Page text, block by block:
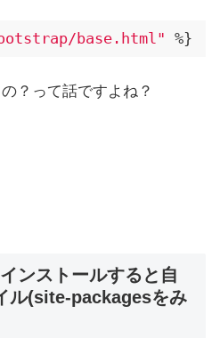
base.html" %}
？って話ですよね？
ンストールすると自
ル(site-packagesをみ